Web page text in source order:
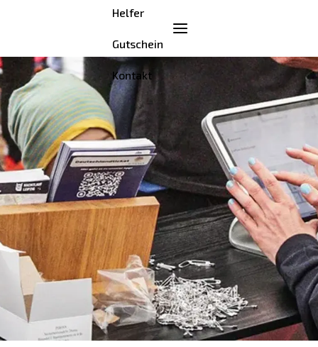
Helfer
Gutschein
Kontakt